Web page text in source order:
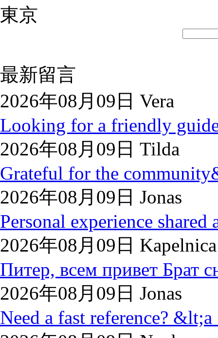
東京
最新留言
2026年08月09日 Vera
Looking for a friendly
2026年08月09日 Tilda
Grateful for the
2026年08月09日 Jonas
Personal experience shared
2026年08月09日
Питер, всем привет Брат
2026年08月09日 Jonas
Need a fast reference? &lt;a